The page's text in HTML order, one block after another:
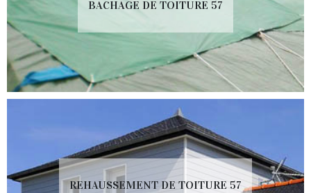
BACHAGE DE TOITURE 57
REHAUSSEMENT DE TOITURE 57